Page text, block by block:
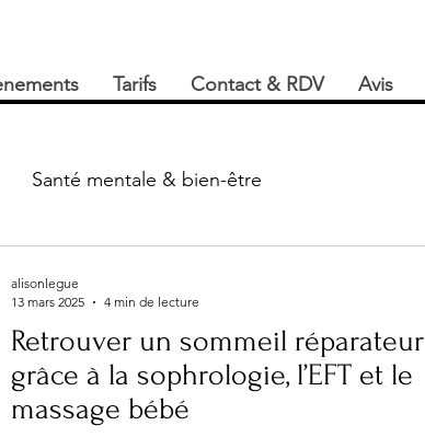
Tarifs Contact & RDV Avis
Santé mentale & bien-être
Retrouver un sommeil réparateur
grâce à la sophrologie, l’EFT et le
massage bébé
alisonlegue
13 mars 2025
4 min de lecture